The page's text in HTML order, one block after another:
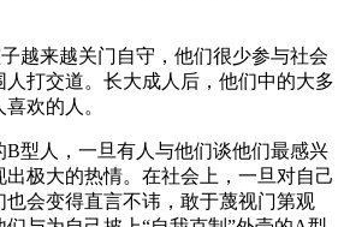
越来越关门自守，他们很少参与社会
打交道。长大成人后，他们中的大多
欢的人。
型人，一旦有人与他们谈他们最感兴
极大的热情。在社会上，一旦对自己
也会变得直言不讳，敢于蔑视门第观